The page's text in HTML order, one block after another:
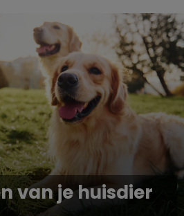
van je huisdier